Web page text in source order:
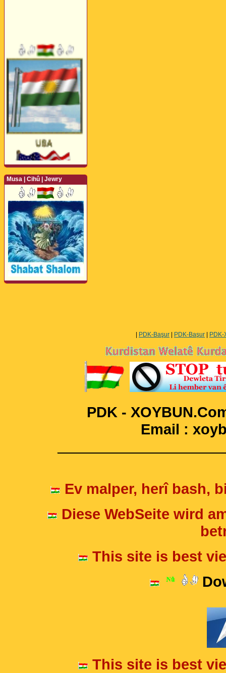
Perwerde ya Zimanê
Musa | Cihû | Jewry
PDK-Başur PDK-Başur
PDK -
Email :
Ev malper, herî bash,
Diese WebSeite wird
This site is best
This site is best